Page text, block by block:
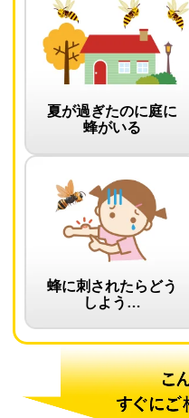
夏が過ぎたのに庭に
蜂がいる
蜂に刺されたらどう
しよう…